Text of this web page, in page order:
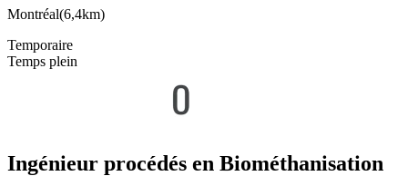
Montréal(6,4km)
Temporaire
Temps plein
Ingénieur procédés en Biométhanisation